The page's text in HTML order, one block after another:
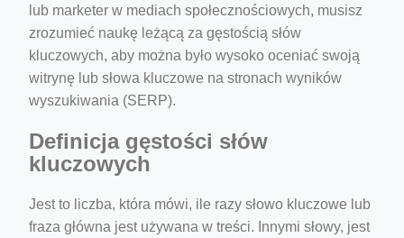
crew-neck-navy-blue/
lub marketer w mediach społecznościowych, musisz
zrozumieć naukę leżącą za gęstością słów
kluczowych, aby można było wysoko oceniać swoją
witrynę lub słowa kluczowe na stronach wyników
wyszukiwania (SERP).
Definicja gęstości słów
kluczowych
Jest to liczba, która mówi, ile razy słowo kluczowe lub
fraza główna jest używana w treści. Innymi słowy, jest